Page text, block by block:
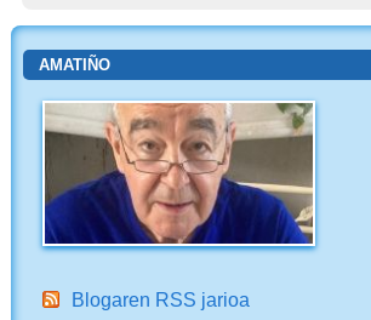
AMATIÑO
Blogaren RSS jarioa